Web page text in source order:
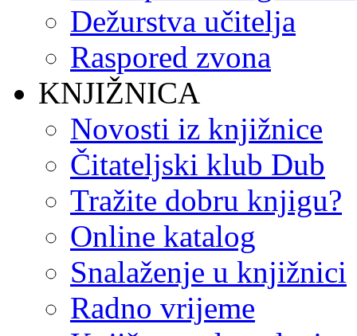
Dežurstva učitelja
Raspored zvona
KNJIŽNICA
Novosti iz knjižnice
Čitateljski klub Dub
Tražite dobru knjigu?
Online katalog
Snalaženje u knjižnici
Radno vrijeme